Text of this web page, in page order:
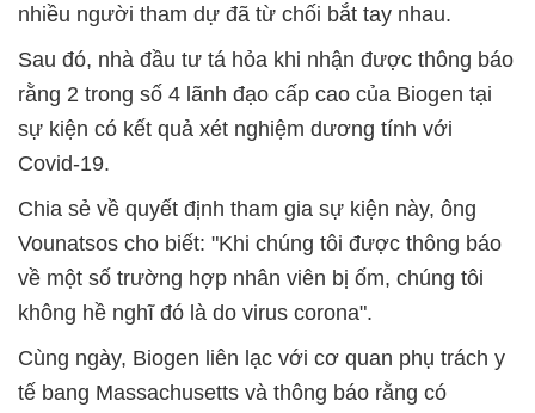
nhiều người tham dự đã từ chối bắt tay nhau.
Sau đó, nhà đầu tư tá hỏa khi nhận được thông báo
rằng 2 trong số 4 lãnh đạo cấp cao của Biogen tại
sự kiện có kết quả xét nghiệm dương tính với
Covid-19.
Chia sẻ về quyết định tham gia sự kiện này, ông
Vounatsos cho biết: "Khi chúng tôi được thông báo
về một số trường hợp nhân viên bị ốm, chúng tôi
không hề nghĩ đó là do virus corona".
Cùng ngày, Biogen liên lạc với cơ quan phụ trách y
tế bang Massachusetts và thông báo rằng có